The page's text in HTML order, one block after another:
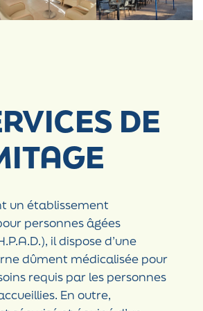
DE
un établissement
personnes âgées
il dispose d’une
dûment médicalisée pour
requis par les personnes
En outre,